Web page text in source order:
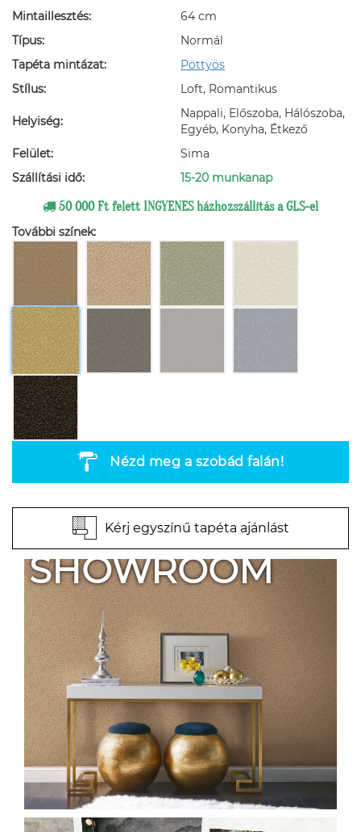
Mintaillesztés:
64 cm
Típus:
Normál
Tapéta mintázat:
Pöttyös
Stílus:
Loft, Romantikus
Helyiség:
Nappali, Előszoba, Hálószoba,
Egyéb, Konyha, Étkező
Felület:
Sima
Szállítási idő:
15-20 munkanap
50 000 Ft felett INGYENES házhozszállítás a GLS-el
További színek:
Nézd meg a szobád falán!
Kérj egyszínű tapéta ajánlást
SHOWROOM